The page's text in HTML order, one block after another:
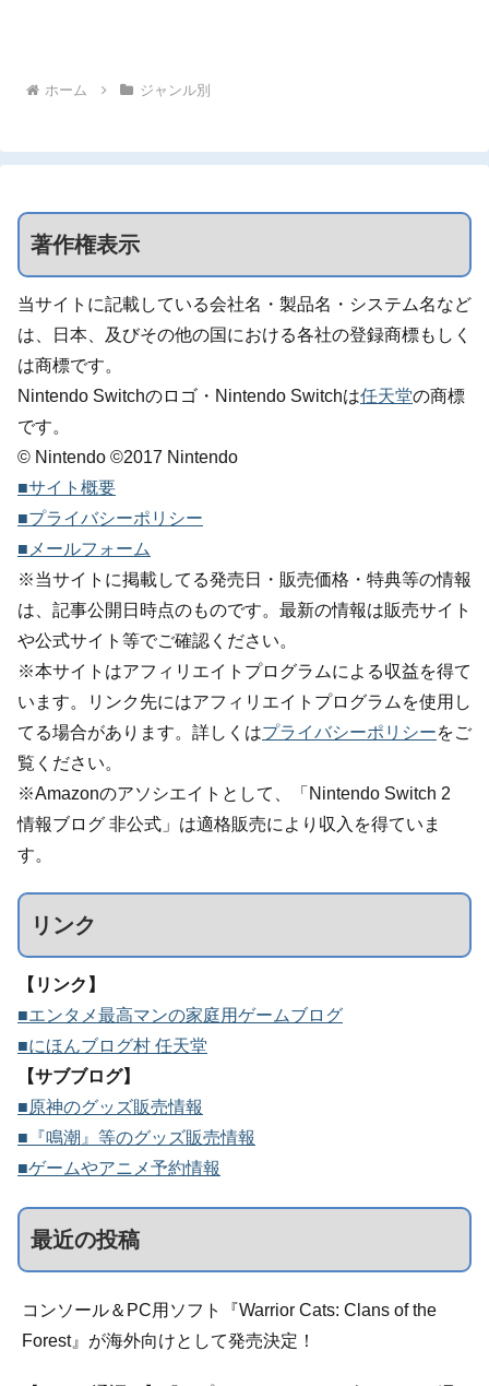
ホーム ジャンル別
著作権表示
当サイトに記載している会社名・製品名・システム名など
は、日本、及びその他の国における各社の登録商標もしく
は商標です。
Nintendo Switchのロゴ・Nintendo Switchは任天堂の商標
です。
© Nintendo ©2017 Nintendo
■サイト概要
■プライバシーポリシー
■メールフォーム
※当サイトに掲載してる発売日・販売価格・特典等の情報
は、記事公開日時点のものです。最新の情報は販売サイト
や公式サイト等でご確認ください。
※本サイトはアフィリエイトプログラムによる収益を得て
います。リンク先にはアフィリエイトプログラムを使用し
てる場合があります。詳しくはプライバシーポリシーをご
覧ください。
※Amazonのアソシエイトとして、「Nintendo Switch 2
情報ブログ 非公式」は適格販売により収入を得ていま
す。
リンク
【リンク】
■エンタメ最高マンの家庭用ゲームブログ
■にほんブログ村 任天堂
【サブブログ】
■原神のグッズ販売情報
■『鳴潮』等のグッズ販売情報
■ゲームやアニメ予約情報
最近の投稿
コンソール＆PC用ソフト『Warrior Cats: Clans of the
Forest』が海外向けとして発売決定！